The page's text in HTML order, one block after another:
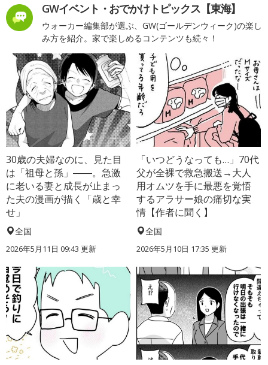
GWイベント・おでかけトピックス【東海】
ウォーカー編集部が選ぶ、GW(ゴールデンウィーク)の楽し
み方を紹介。家で楽しめるコンテンツも続々！
30歳の夫婦なのに、見た目
は「祖母と孫」――。急激
に老いる妻と成長が止まっ
た夫の漫画が描く「歳と幸
せ」
全国
2026年5月11日 09:43 更新
「いつどうなっても…」70代
父が全裸で救急搬送→大人
用オムツを手に最悪を覚悟
するアラサー娘の痛切な実
情【作者に聞く】
全国
2026年5月10日 17:35 更新